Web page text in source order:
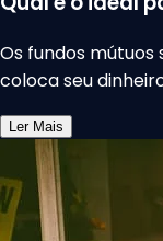
Os fundos
coloca seu
Ler Mais